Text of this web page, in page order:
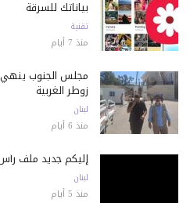
بياناتك للسرقة
تقنية
منذ 7 أيام
مجلس الجنوب ينهي
زوطر الغربية
لبنان
منذ 6 أيام
إليكم جديد ملف رأس
لبنان
منذ 5 أيام